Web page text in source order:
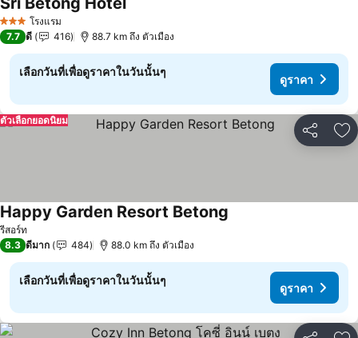
3 ดาว โรงแรม
ดูราคา
7.7 ดี 416 88.7 km ถึง ตัวเมือง
เลือกวันที่เพื่อดูราคาในวันนั้นๆ
ดูราคา
แชร์ เ
ตัวเลือกยอดนิยม
รีสอร์ท
Happy Garden Resort Betong
8.3 ดีมาก 484 88.0 km ถึง ตัวเมือง
เลือกวันที่เพื่อดูราคาในวันนั้นๆ
ดูราคา